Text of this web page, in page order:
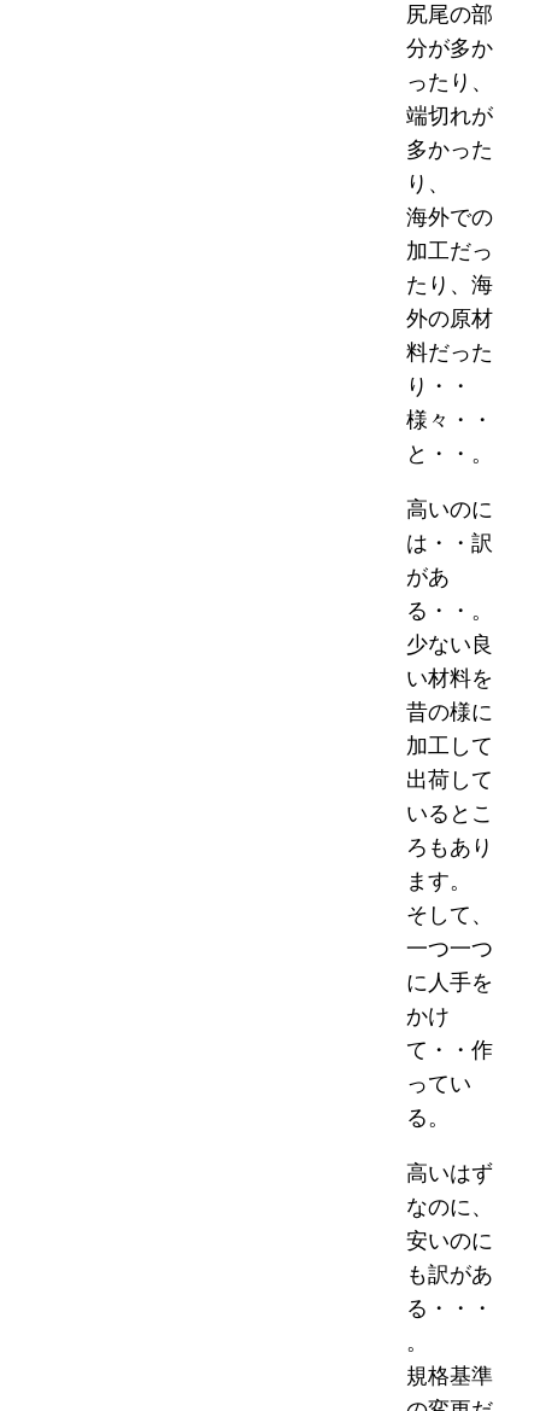
尻尾の部
分が多か
ったり、
端切れが
多かった
り、
海外での
加工だっ
たり、海
外の原材
料だった
り・・
様々・・
と・・。
高いのに
は・・訳
があ
る・・。
少ない良
い材料を
昔の様に
加工して
出荷して
いるとこ
ろもあり
ます。
そして、
一つ一つ
に人手を
かけ
て・・作
ってい
る。
高いはず
なのに、
安いのに
も訳があ
る・・・
。
規格基準